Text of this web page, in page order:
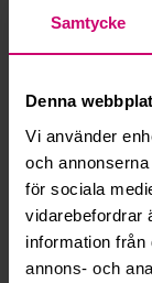
Samtycke
Denna
Vi använder
och
för sociala
vidarebefordrar
information från
annons- och
Hur fungerar
Kan jag ångra
Kan ni frakta